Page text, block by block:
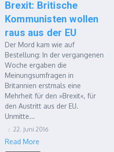
Brexit: Britische
Kommunisten wollen
raus aus der EU
Der Mord kam wie auf
Bestellung: In der vergangenen
Woche ergaben die
Meinungsumfragen in
Britannien erstmals eine
Mehrheit für den »Brexit«, für
den Austritt aus der EU.
Unmitte...
22. Juni 2016
Read More